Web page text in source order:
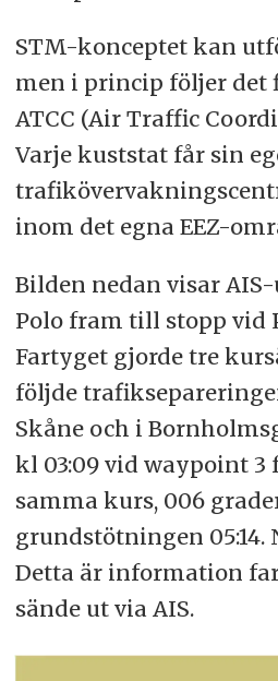
STM-konceptet kan
men i princip följer det
ATCC (Air Traffic
Varje kuststat får sin
inom det egna EEZ-
Bilden nedan visar
Polo fram till stopp vid
Fartyget gjorde tre
följde
Skåne och i
kl 03:09 vid waypoint 3
samma kurs, 006
grundstötningen 05:14.
Detta är information
sände ut via AIS.